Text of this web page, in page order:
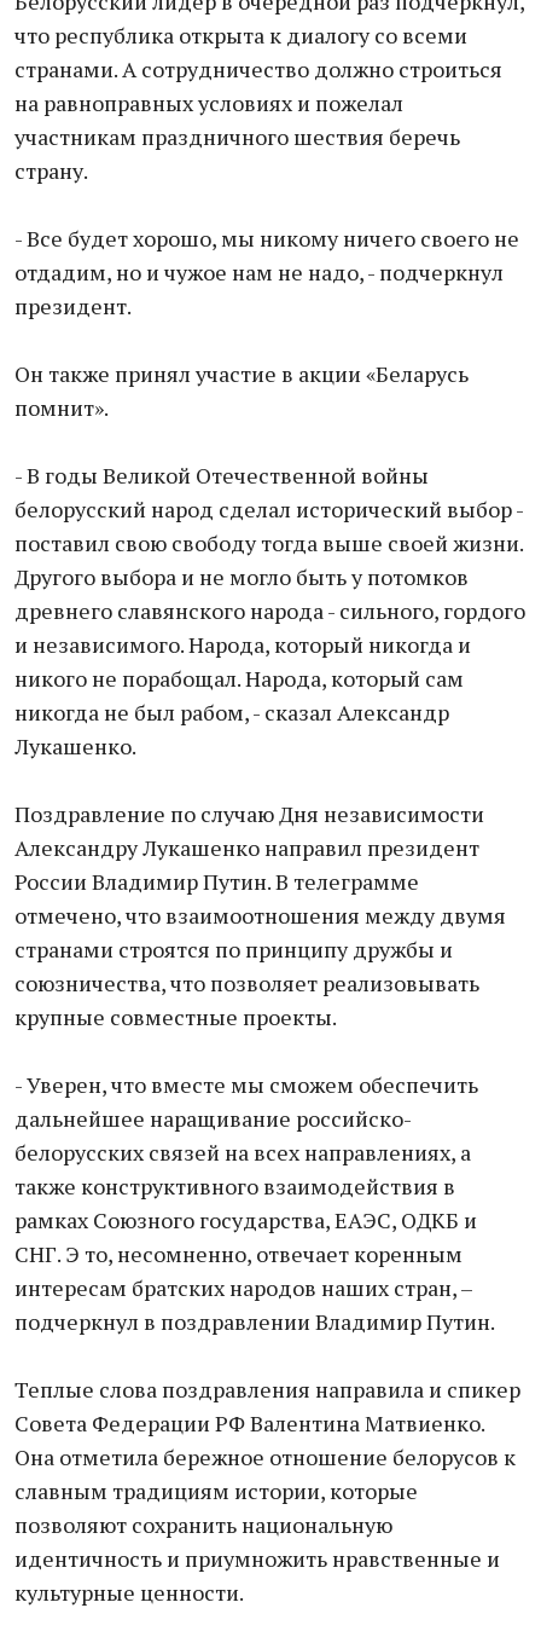
что республика открыта к диалогу со всеми
странами. А сотрудничество должно строиться
на равноправных условиях и пожелал
участникам праздничного шествия беречь
страну.
- Все будет хорошо, мы никому ничего своего не
отдадим, но и чужое нам не надо, - подчеркнул
президент.
Он также принял участие в акции «Беларусь
помнит».
- В годы Великой Отечественной войны
белорусский народ сделал исторический выбор -
поставил свою свободу тогда выше своей жизни.
Другого выбора и не могло быть у потомков
древнего славянского народа - сильного, гордого
и независимого. Народа, который никогда и
никого не порабощал. Народа, который сам
никогда не был рабом, - сказал Александр
Лукашенко.
Поздравление по случаю Дня независимости
Александру Лукашенко направил президент
России Владимир Путин. В телеграмме
отмечено, что взаимоотношения между двумя
странами строятся по принципу дружбы и
союзничества, что позволяет реализовывать
крупные совместные проекты.
- Уверен, что вместе мы сможем обеспечить
дальнейшее наращивание российско-
белорусских связей на всех направлениях, а
также конструктивного взаимодействия в
рамках Союзного государства, ЕАЭС, ОДКБ и
СНГ. Э то, несомненно, отвечает коренным
интересам братских народов наших стран, –
подчеркнул в поздравлении Владимир Путин.
Теплые слова поздравления направила и спикер
Совета Федерации РФ Валентина Матвиенко.
Она отметила бережное отношение белорусов к
славным традициям истории, которые
позволяют сохранить национальную
идентичность и приумножить нравственные и
культурные ценности.